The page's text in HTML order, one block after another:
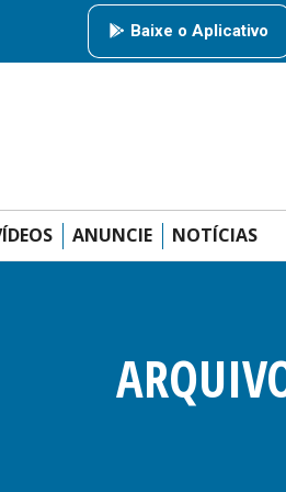
Baixe o Aplicativo
ANUNCIE NOTÍCIAS
AMIGOS DA RÁDIO